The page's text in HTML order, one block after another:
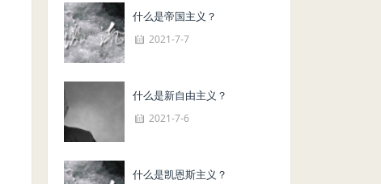
什么是帝国主义？
2021-7-7
什么是新自由主义？
2021-7-6
什么是凯恩斯主义？